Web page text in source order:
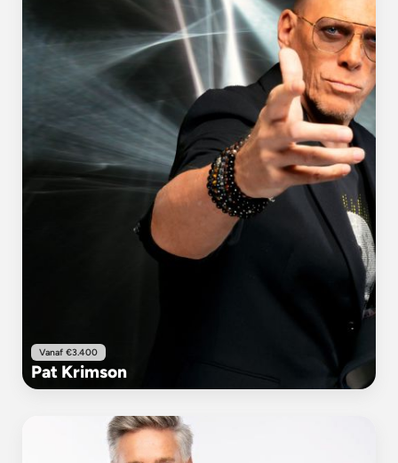
Vanaf €3.400
Pat Krimson